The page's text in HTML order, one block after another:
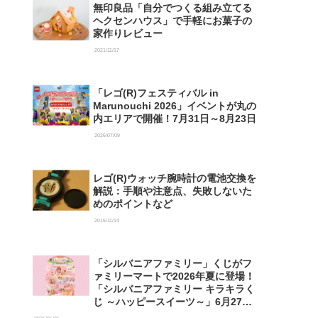
無印良品「自分でつくる組み立てる
ヘクセンハウス」で手軽にお菓子の
家作りレビュー
2021/11/17
「レゴ(R)フェスティバル in
Marunouchi 2026」イベントが丸の
内エリアで開催！7月31日～8月23日
2026/07/09
レゴ(R)ウォッチ腕時計の電池交換を
解説：手順や注意点、失敗しないた
めのポイントなど
2015/11/14
「シルバニアファミリー」くじがフ
ァミリーマートで2026年夏に登場！
「シルバニアファミリー キラキラく
じ ～ハッピースイーツ～」6月27日